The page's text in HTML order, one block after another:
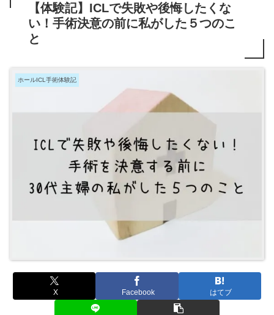
【体験記】ICLで失敗や後悔したくな
い！手術決意の前に私がした５つのこ
と
ホールICL手術体験記
X Facebook はてブ